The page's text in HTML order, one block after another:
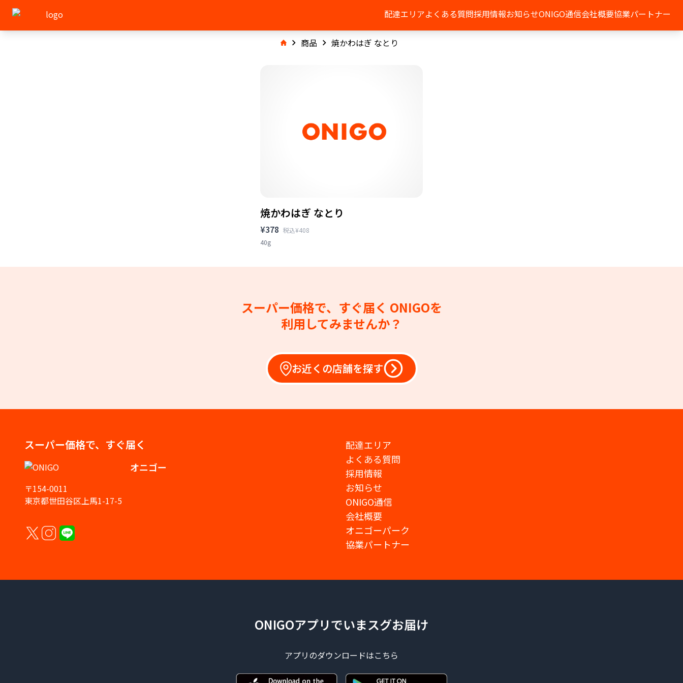
配達エリアよくある質問採用情報お知らせONIGO通信会社概要協業パートナー
商品 焼かわはぎ なとり
焼かわはぎ なとり
¥378 税込¥408
40g
スーパー価格で、すぐ届く ONIGOを
利用してみませんか？
お近くの店舗を探す
スーパー価格で、すぐ届く
オニゴー
〒154-0011
東京都世田谷区上馬1-17-5
配達エリア
よくある質問
採用情報
お知らせ
ONIGO通信
会社概要
オニゴーパーク
協業パートナー
ONIGOアプリでいまスグお届け
アプリのダウンロードはこちら